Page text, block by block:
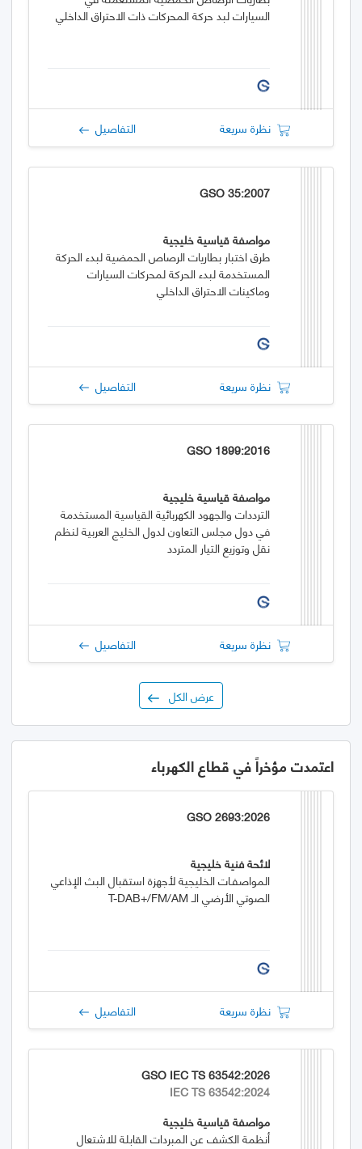
السيارات لبد حركة المحركات ذات الاحتراق الداخلي
نظرة سريعة التفاصيل
GSO 35:2007
مواصفة قياسية خليجية
طرق اختبار بطاريات الرصاص الحمضية لبدء الحركة
المستخدمة لبدء الحركة لمحركات السيارات
وماكينات الاحتراق الداخلي
نظرة سريعة التفاصيل
GSO 1899:2016
مواصفة قياسية خليجية
الترددات والجهود الكهربائية القياسية المستخدمة
في دول مجلس التعاون لدول الخليج العربية لنظم
نقل وتوزيع التيار المتردد
نظرة سريعة التفاصيل
عرض الكل
اعتمدت مؤخراً في قطاع الكهرباء
GSO 2693:2026
لائحة فنية خليجية
المواصفـات الخليجية لأجهزة استقبال البث الإذاعي
الصوتي الأرضي الـ T-DAB+/FM/AM
نظرة سريعة التفاصيل
GSO IEC TS 63542:2026
IEC TS 63542:2024
مواصفة قياسية خليجية
أنظمة الكشف عن المبردات القابلة للاشتعال